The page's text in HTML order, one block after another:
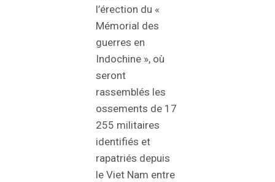
l’érection du «
Mémorial des
guerres en
Indochine », où
seront
rassemblés les
ossements de 17
255 militaires
identifiés et
rapatriés depuis
le Viet Nam entre